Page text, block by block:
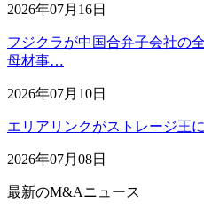
2026年07月16日
フジクラが中国合弁子会社の
母材事…
2026年07月10日
エリアリンクがストレージ王
2026年07月08日
最新のM&Aニュース